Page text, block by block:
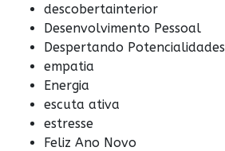
descobertainterior
Desenvolvimento Pessoal
Despertando Potencialidades
empatia
Energia
escuta ativa
estresse
Feliz Ano Novo